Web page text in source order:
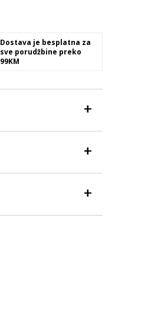
Dostava je besplatna za
sve porudžbine preko
99KM